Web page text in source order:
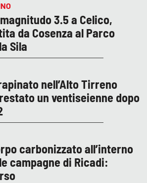
3.5 a Celico,
da Cosenza al Parco
Sila
nell’Alto Tirreno
un ventiseienne dopo
carbonizzato all’interno
campagne di Ricadi: